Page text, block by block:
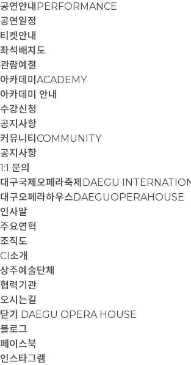
공연안내 PERFORMANCE
공연일정
티켓안내
좌석배치도
관람예절
아카데미 ACADEMY
아카데미 안내
수강신청
공지사항
커뮤니티 COMMUNITY
공지사항
1:1 문의
대구국제오페라축제 DAEGU
대구오페라하우스DAEGUOPERAHOUSE
인사말
주요연혁
조직도
CI소개
상주예술단체
협력기관
오시는길
닫기 DAEGU OPERA HOUSE
블로그
페이스북
인스타그램